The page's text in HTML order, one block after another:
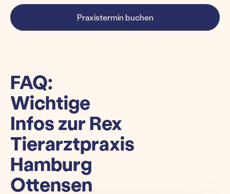
Praxistermin buchen
FAQ:
Wichtige
Infos zur Rex
Tierarztpraxis
Hamburg
Ottensen